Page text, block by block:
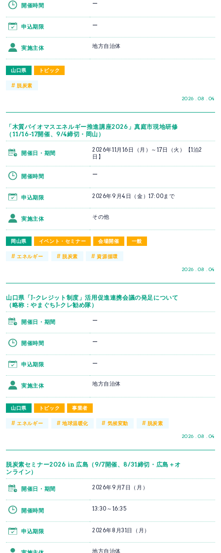
山口県 トピック
2026 . 08 . 04
開催時間 ー
申込期限 ー
実施主体 地方自治体
#脱炭素
「木質バイオマスエネルギー推進講座2026」真庭市現地研修
（11/16-17開催、9/4締切・岡山）
岡山県 イベント・セミナー 会場開催 一般
2026 . 08 . 04
開催日・期間
2026年11月16日（月）～17日（火）【1泊2
日】
開催時間 ー
申込期限 2026年9月4日（金）17:00まで
実施主体 その他
#エネルギー # 脱炭素 #資源循環
山口県「J-クレジット制度」活用促進連携会議の発足について
（略称：やまぐちJ-クレ勧め隊）
山口県 トピック 事業者
2026 . 08 . 04
開催日・期間 ー
開催時間 ー
申込期限 ー
実施主体 地方自治体
#エネルギー # 地球温暖化 # 気候変動 # 脱炭素
脱炭素セミナー2026 in 広島（9/7開催、8/31締切・広島＋オ
ンライン）
開催日・期間 2026年9月7日（月）
開催時間 13:30～16:35
申込期限 2026年8月31日（月）
地方自治体